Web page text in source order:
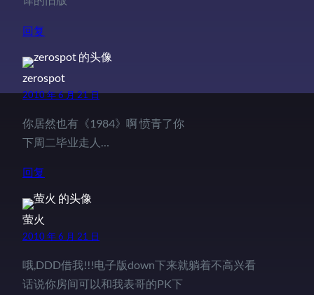
回复
zerospot
2010 年 6 月 21 日
你居然也有《1984》啊 愤青了你
下周二毕业走人…
回复
萤火
2010 年 6 月 21 日
哦,DDD借我!!!电子版down下来就躺着不高兴看
话说你房间可以和我表哥的PK下